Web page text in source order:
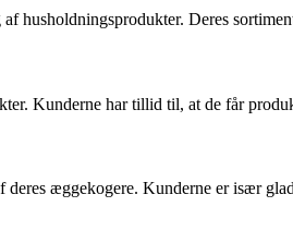
husholdningsprodukter. Deres
Kunderne har tillid til, at de får
æggekogere. Kunderne er især